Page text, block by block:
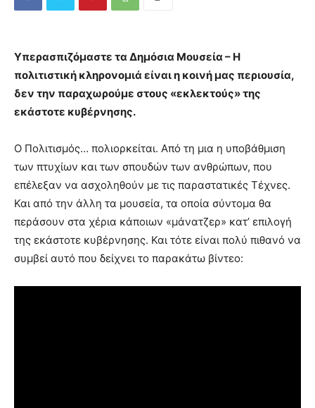
Υπερασπιζόμαστε τα Δημόσια Μουσεία – Η
πολιτιστική κληρονομιά είναι η κοινή μας περιουσία,
δεν την παραχωρούμε στους «εκλεκτούς» της
εκάστοτε κυβέρνησης.
Ο Πολιτισμός… πολιορκείται. Από τη μια η υποβάθμιση
των πτυχίων και των σπουδών των ανθρώπων, που
επέλεξαν να ασχοληθούν με τις παραστατικές Τέχνες.
Και από την άλλη τα μουσεία, τα οποία σύντομα θα
περάσουν στα χέρια κάποιων «μάνατζερ» κατ’ επιλογή
της εκάστοτε κυβέρνησης. Και τότε είναι πολύ πιθανό να
συμβεί αυτό που δείχνει το παρακάτω βίντεο: